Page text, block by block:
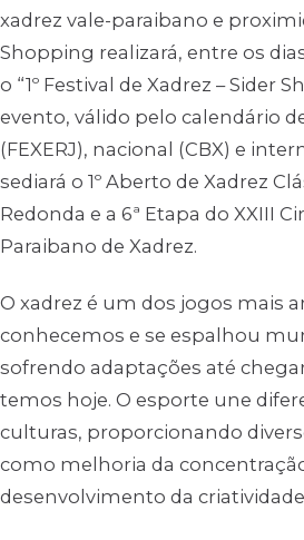
xadrez vale-paraibano e
Shopping realizará, entre os
o “1º Festival de Xadrez – Sider
evento, válido pelo calendário
(FEXERJ), nacional (CBX) e
sediará o 1º Aberto de Xadrez
Redonda e a 6ª Etapa do XXIII
Paraibano de Xadrez.
O xadrez é um dos jogos mais
conhecemos e se espalhou
sofrendo adaptações até
temos hoje. O esporte une
culturas, proporcionando
como melhoria da
desenvolvimento da